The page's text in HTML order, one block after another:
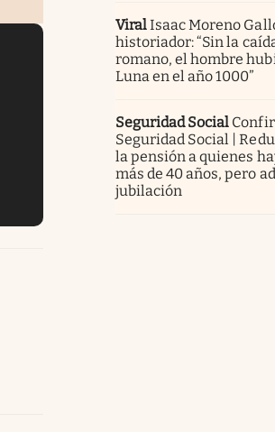
ViralIsaac Moreno
historiador: “Sin la
romano, el hombre
Luna en el año 1000”
Seguridad Social
Seguridad Social |
la pensión a quienes
más de 40 años, pero
jubilación